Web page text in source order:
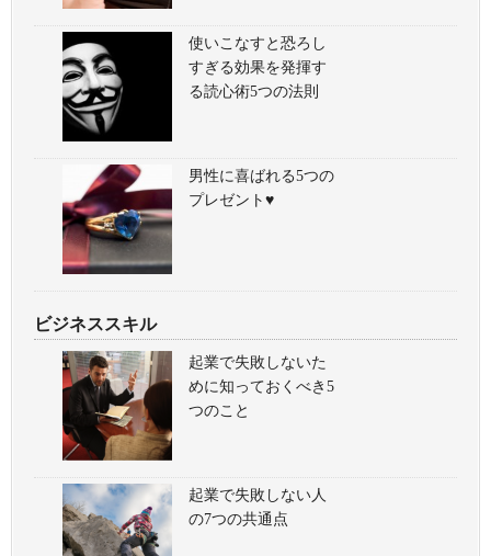
使いこなすと恐ろし
すぎる効果を発揮す
る読心術5つの法則
男性に喜ばれる5つの
プレゼント♥
ビジネススキル
起業で失敗しないた
めに知っておくべき5
つのこと
起業で失敗しない人
の7つの共通点